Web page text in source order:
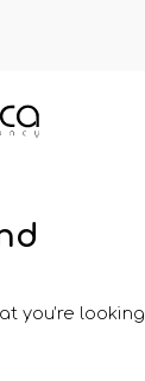
you’re